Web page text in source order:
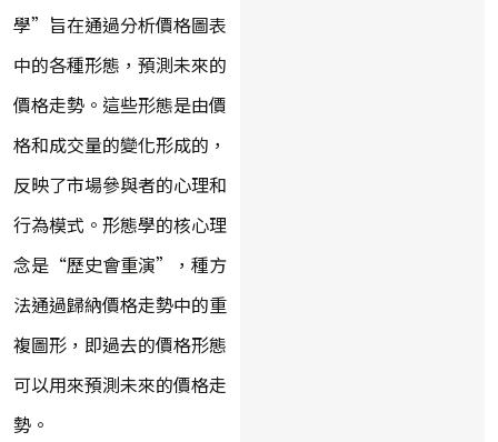
學”旨在通過分析價格圖表
中的各種形態，預測未來的
價格走勢。這些形態是由價
格和成交量的變化形成的，
反映了市場參與者的心理和
行為模式。形態學的核心理
念是“歷史會重演”，種方
法通過歸納價格走勢中的重
複圖形，即過去的價格形態
可以用來預測未來的價格走
勢。